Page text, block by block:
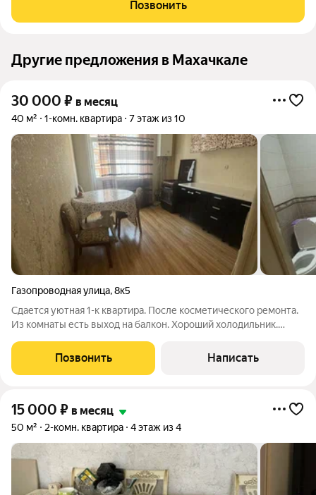
группы. Уютная атмосфера,
Позвонить
Другие предложения в Махачкале
30 000 ₽ в месяц
40 м² 1-комн. квартира 7 этаж из 10
Газопроводная улица,8к5
Сдается уютная 1-к квартира. После косметического ремонта.
Из комнаты есть выход на балкон. Хороший холодильник.
предпочтение семейной паре.
Позвонить Написать
15 000 ₽ в месяц
50 м² 2-комн. квартира 4 этаж из 4